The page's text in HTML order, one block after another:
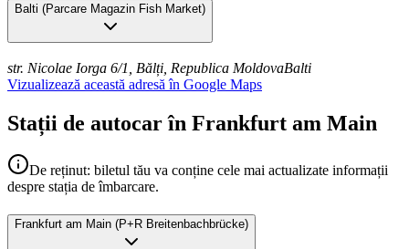
Balti (Parcare Magazin Fish Market)
str. Nicolae Iorga 6/1, Bălți, Republica MoldovaBalti
Vizualizează această adresă în Google Maps
Stații de autocar în Frankfurt am Main
De reținut: biletul tău va conține cele mai actualizate informații
despre stația de îmbarcare.
Frankfurt am Main (P+R Breitenbachbrücke)